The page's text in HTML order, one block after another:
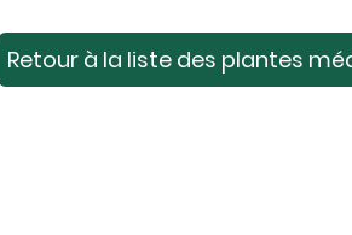
Retour à la liste des plantes